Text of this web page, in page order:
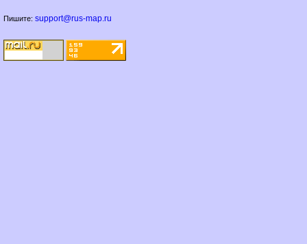
Пишите: support@rus-map.ru